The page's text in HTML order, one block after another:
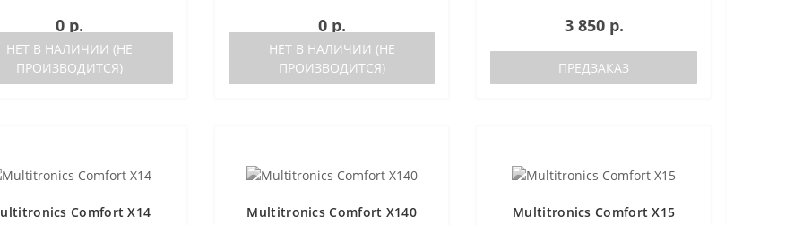
типов:Январь 5.1..
M1.5.Bo..
0 р.
НЕТ В НАЛИЧИИ (НЕ
ПРОИЗВОДИТСЯ)
параметров одновременно),
при сохранении основных парам..
0 р.
НЕТ В НАЛИЧИИ (НЕ
ПРОИЗВОДИТСЯ)
параметров одновременно),
функциональность при сохранении
основных параметро..
3 850 р.
ПРЕДЗАКАЗ
Comfort X14 Multitronics Comfort X140 Multitronics Comfort X15